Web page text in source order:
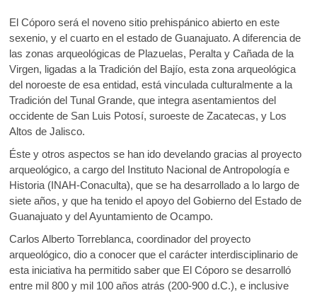
El Cóporo será el noveno sitio prehispánico abierto en este
sexenio, y el cuarto en el estado de Guanajuato. A diferencia de
las zonas arqueológicas de Plazuelas, Peralta y Cañada de la
Virgen, ligadas a la Tradición del Bajío, esta zona arqueológica
del noroeste de esa entidad, está vinculada culturalmente a la
Tradición del Tunal Grande, que integra asentamientos del
occidente de San Luis Potosí, suroeste de Zacatecas, y Los
Altos de Jalisco.
Éste y otros aspectos se han ido develando gracias al proyecto
arqueológico, a cargo del Instituto Nacional de Antropología e
Historia (INAH-Conaculta), que se ha desarrollado a lo largo de
siete años, y que ha tenido el apoyo del Gobierno del Estado de
Guanajuato y del Ayuntamiento de Ocampo.
Carlos Alberto Torreblanca, coordinador del proyecto
arqueológico, dio a conocer que el carácter interdisciplinario de
esta iniciativa ha permitido saber que El Cóporo se desarrolló
entre mil 800 y mil 100 años atrás (200-900 d.C.), e inclusive